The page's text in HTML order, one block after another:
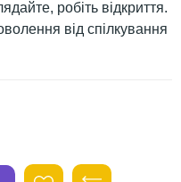
робіть відкриття.
від спілкування